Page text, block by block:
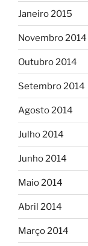
Janeiro 2015
Novembro 2014
Outubro 2014
Setembro 2014
Agosto 2014
Julho 2014
Junho 2014
Maio 2014
Abril 2014
Março 2014